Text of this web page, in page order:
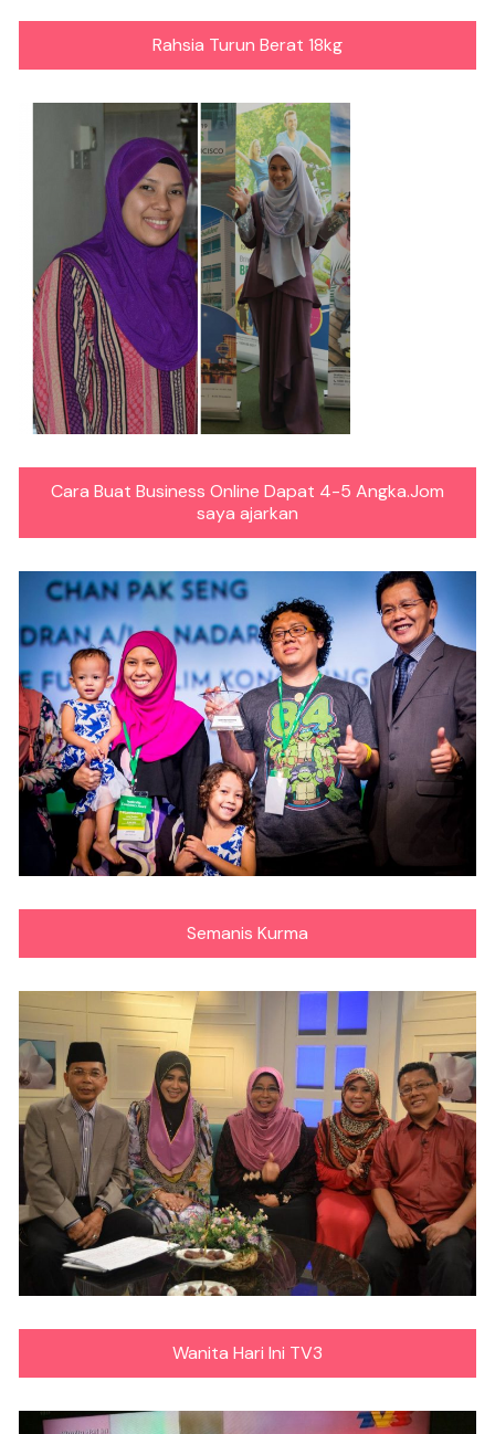
Rahsia Turun Berat 18kg
Cara Buat Business Online Dapat 4-5 Angka.Jom
saya ajarkan
Semanis Kurma
Wanita Hari Ini TV3